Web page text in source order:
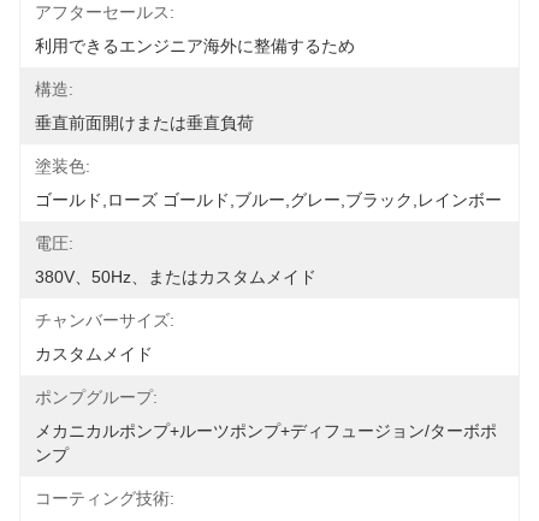
アフターセールス:
利用できるエンジニア海外に整備するため
構造:
垂直前面開けまたは垂直負荷
塗装色:
ゴールド,ローズ ゴールド,ブルー,グレー,ブラック,レインボー
電圧:
380V、50Hz、またはカスタムメイド
チャンバーサイズ:
カスタムメイド
ポンプグループ:
メカニカルポンプ+ルーツポンプ+ディフュージョン/ターボポ
ンプ
コーティング技術: